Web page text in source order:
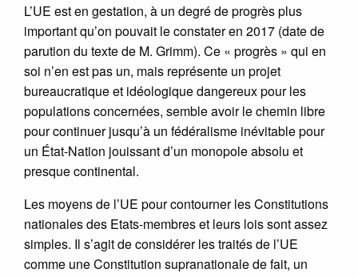
L’UE est en gestation, à un degré de progrès plus
important qu’on pouvait le constater en 2017 (date de
parution du texte de M. Grimm). Ce « progrès » qui en
soi n’en est pas un, mais représente un projet
bureaucratique et idéologique dangereux pour les
populations concernées, semble avoir le chemin libre
pour continuer jusqu’à un fédéralisme inévitable pour
un État-Nation jouissant d’un monopole absolu et
presque continental.
Les moyens de l’UE pour contourner les Constitutions
nationales des Etats-membres et leurs lois sont assez
simples. Il s’agit de considérer les traités de l’UE
comme une Constitution supranationale de fait, un